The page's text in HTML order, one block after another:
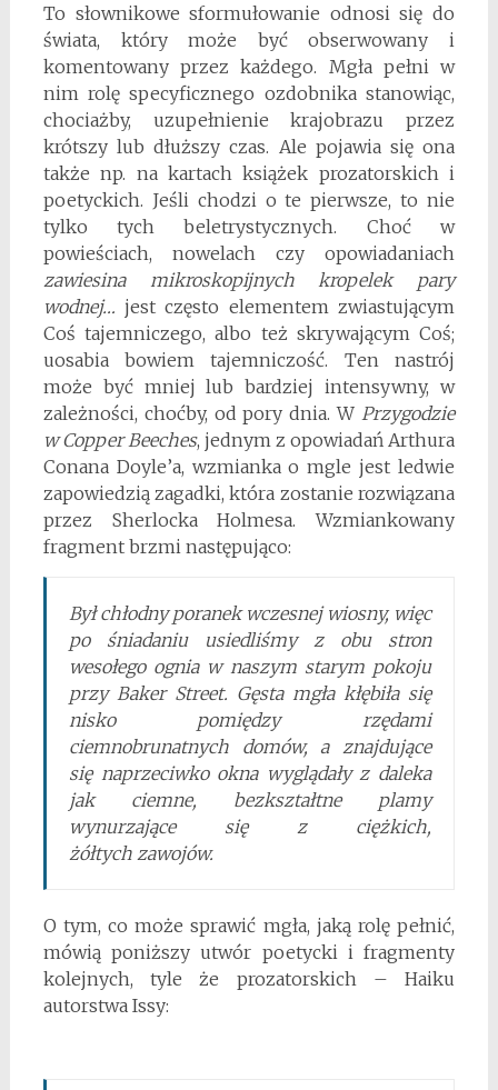
To słownikowe sformułowanie odnosi się do
świata, który może być obserwowany i
komentowany przez każdego. Mgła pełni w
nim rolę specyficznego ozdobnika stanowiąc,
chociażby, uzupełnienie krajobrazu przez
krótszy lub dłuższy czas. Ale pojawia się ona
także np. na kartach książek prozatorskich i
poetyckich. Jeśli chodzi o te pierwsze, to nie
tylko tych beletrystycznych. Choć w
powieściach, nowelach czy opowiadaniach
zawiesina mikroskopijnych kropelek pary
wodnej… jest często elementem zwiastującym
Coś tajemniczego, albo też skrywającym Coś;
uosabia bowiem tajemniczość. Ten nastrój
może być mniej lub bardziej intensywny, w
zależności, choćby, od pory dnia. W Przygodzie
w Copper Beeches, jednym z opowiadań Arthura
Conana Doyle’a, wzmianka o mgle jest ledwie
zapowiedzią zagadki, która zostanie rozwiązana
przez Sherlocka Holmesa. Wzmiankowany
fragment brzmi następująco:
Był chłodny poranek wczesnej wiosny, więc
po śniadaniu usiedliśmy z obu stron
wesołego ognia w naszym starym pokoju
przy Baker Street. Gęsta mgła kłębiła się
nisko pomiędzy rzędami
ciemnobrunatnych domów, a znajdujące
się naprzeciwko okna wyglądały z daleka
jak ciemne, bezkształtne plamy
wynurzające się z ciężkich,
żółtych zawojów.
O tym, co może sprawić mgła, jaką rolę pełnić,
mówią poniższy utwór poetycki i fragmenty
kolejnych, tyle że prozatorskich – Haiku
autorstwa Issy: